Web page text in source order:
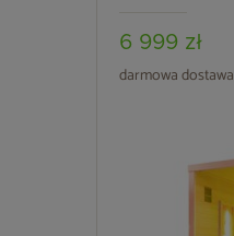
6 999 zł
darmowa dostawa